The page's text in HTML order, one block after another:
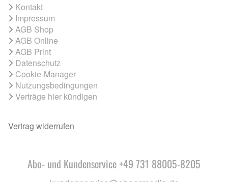
Kontakt
Impressum
AGB Shop
AGB Online
AGB Print
Datenschutz
Cookie-Manager
Nutzungsbedingungen
Verträge hier kündigen
Vertrag widerrufen
Abo- und Kundenservice +49 731 88005-8205